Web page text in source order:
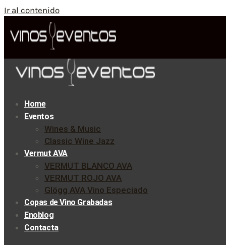
Ir al contenido
Home
Eventos
Wines & Music
Classic Wine Jazz
Vermut AVA
VERMUT BLANCO AVA
VERMUT ROJO AVA
Glögg AVA Vino Especiado
Copas de Vino Grabadas
Enoblog
Contacta